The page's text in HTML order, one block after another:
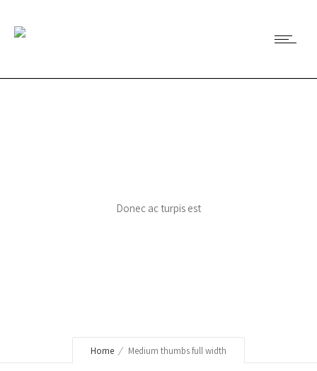
Donec ac turpis est
Home Medium thumbs full width